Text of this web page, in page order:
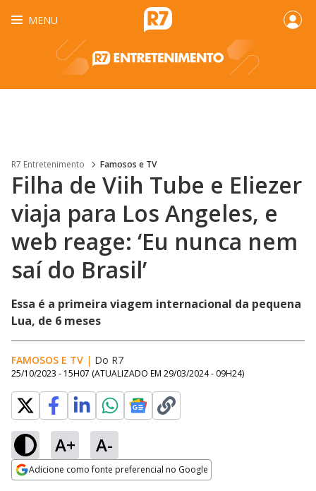
MENU
R7 Entretenimento Famosos e TV
Filha de Viih Tube e Eliezer
viaja para Los Angeles, e
web reage: ‘Eu nunca nem
saí do Brasil’
Essa é a primeira viagem internacional da pequena
Lua, de 6 meses
FAMOSOS E TV | Do R7
25/10/2023 - 15H07 (ATUALIZADO EM 29/03/2024 - 09H24)
A+ A-
Adicione como fonte preferencial no Google